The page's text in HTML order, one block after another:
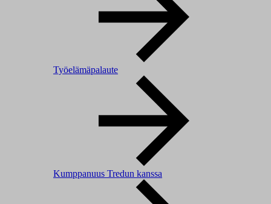
Työelämäpalaute
Kumppanuus Tredun kanssa